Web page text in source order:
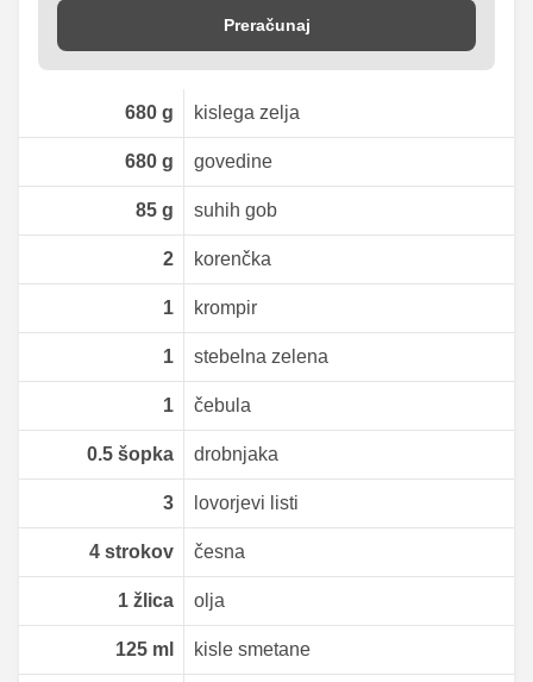
Preračunaj
680g kislega zelja
680g govedine
85g suhih gob
2 korenčka
1 krompir
1 stebelna zelena
1 čebula
0.5šopka drobnjaka
3 lovorjevi listi
4strokov česna
1žlica olja
125ml kisle smetane